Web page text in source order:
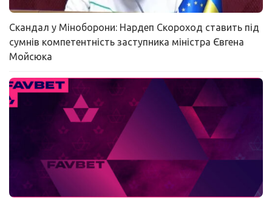
Скандал у Міноборони: Нардеп Скороход ставить під
сумнів компетентність заступника міністра Євгена
Мойсюка